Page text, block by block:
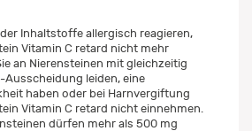
Inhaltstoffe allergisch reagieren,
Vitamin C retard nicht mehr
an Nierensteinen mit gleichzeitig
Ausscheidung leiden, eine
haben oder bei Harnvergiftung
Vitamin C retard nicht einnehmen.
dürfen mehr als 500 mg